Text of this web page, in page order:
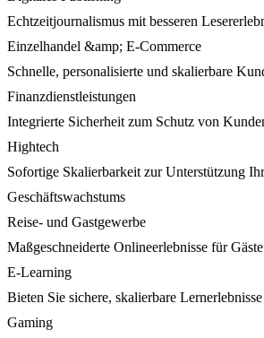
Echtzeitjournalismus mit besseren
Einzelhandel &amp; E-Commerce
Schnelle, personalisierte und skalierbare
Finanzdienstleistungen
Integrierte Sicherheit zum Schutz von
Hightech
Sofortige Skalierbarkeit zur Unterstützung
Geschäftswachstums
Reise- und Gastgewerbe
Maßgeschneiderte Onlineerlebnisse für
E-Learning
Bieten Sie sichere, skalierbare Lernerlebnisse
Gaming